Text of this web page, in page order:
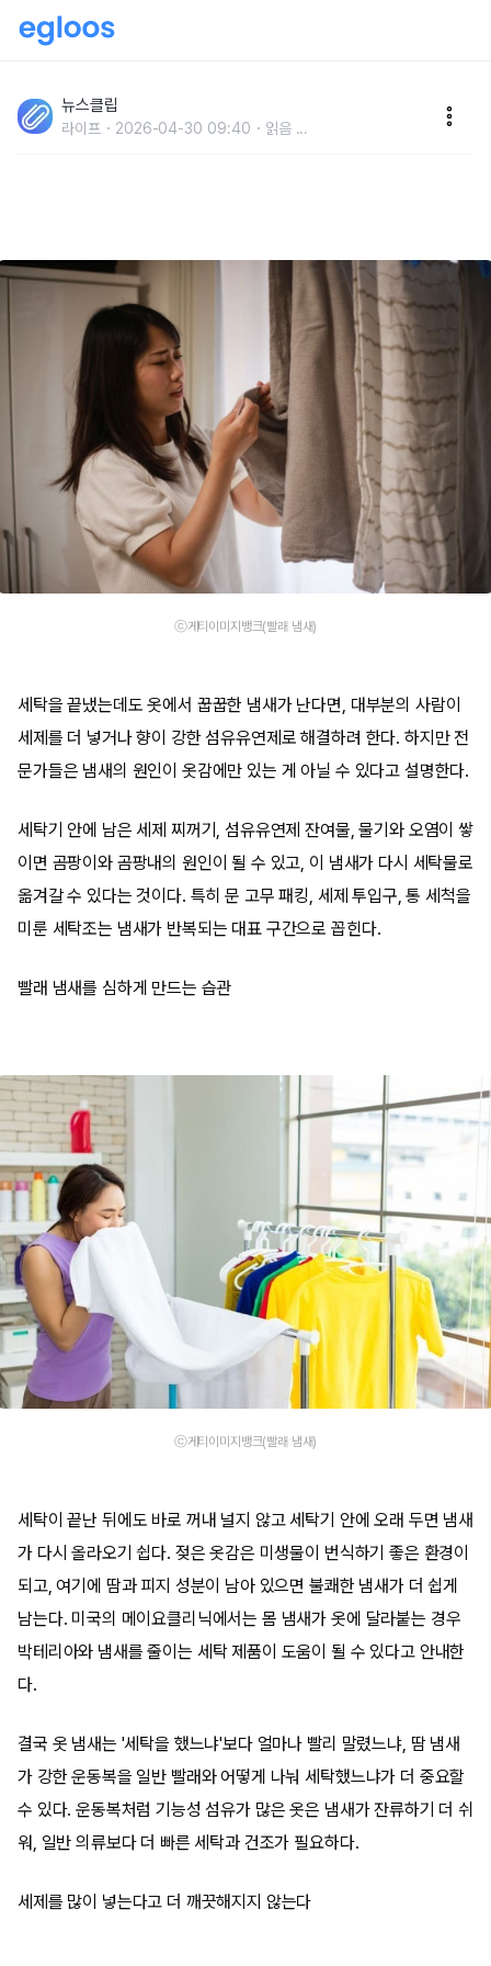
새가 안 좋은 진짜 이유
뉴스클립
라이프 2026-04-30 09:40 읽음 ...
ⓒ게티이미지뱅크(빨래 냄새)
세탁을 끝냈는데도 옷에서 꿉꿉한 냄새가 난다면, 대부분의 사람이
세제를 더 넣거나 향이 강한 섬유유연제로 해결하려 한다. 하지만 전
문가들은 냄새의 원인이 옷감에만 있는 게 아닐 수 있다고 설명한다.
세탁기 안에 남은 세제 찌꺼기, 섬유유연제 잔여물, 물기와 오염이 쌓
이면 곰팡이와 곰팡내의 원인이 될 수 있고, 이 냄새가 다시 세탁물로
옮겨갈 수 있다는 것이다. 특히 문 고무 패킹, 세제 투입구, 통 세척을
미룬 세탁조는 냄새가 반복되는 대표 구간으로 꼽힌다.
빨래 냄새를 심하게 만드는 습관
ⓒ게티이미지뱅크(빨래 냄새)
세탁이 끝난 뒤에도 바로 꺼내 널지 않고 세탁기 안에 오래 두면 냄새
가 다시 올라오기 쉽다. 젖은 옷감은 미생물이 번식하기 좋은 환경이
되고, 여기에 땀과 피지 성분이 남아 있으면 불쾌한 냄새가 더 쉽게
남는다. 미국의 메이요클리닉에서는 몸 냄새가 옷에 달라붙는 경우
박테리아와 냄새를 줄이는 세탁 제품이 도움이 될 수 있다고 안내한
다.
결국 옷 냄새는 '세탁을 했느냐'보다 얼마나 빨리 말렸느냐, 땀 냄새
가 강한 운동복을 일반 빨래와 어떻게 나눠 세탁했느냐가 더 중요할
수 있다. 운동복처럼 기능성 섬유가 많은 옷은 냄새가 잔류하기 더 쉬
워, 일반 의류보다 더 빠른 세탁과 건조가 필요하다.
세제를 많이 넣는다고 더 깨끗해지지 않는다